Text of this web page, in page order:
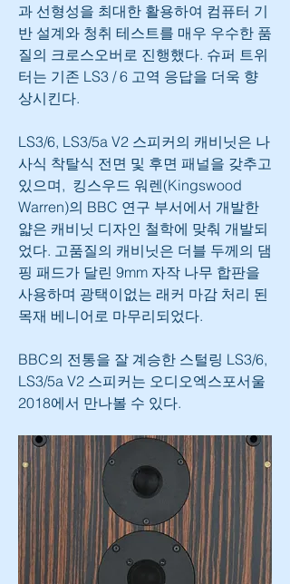
과 선형성을 최대한 활용하여 컴퓨터 기
반 설계와 청취 테스트를 매우 우수한 품
질의 크로스오버로 진행했다. 슈퍼 트위
터는 기존 LS3 / 6 고역 응답을 더욱 향
상시킨다.
LS3/6, LS3/5a V2 스피커의 캐비닛은 나
사식 착탈식 전면 및 후면 패널을 갖추고
있으며,  킹스우드 워렌(Kingswood
Warren)의 BBC 연구 부서에서 개발한
얇은 캐비닛 디자인 철학에 맞춰 개발되
었다. 고품질의 캐비닛은 더블 두께의 댐
핑 패드가 달린 9mm 자작 나무 합판을
사용하며 광택이없는 래커 마감 처리 된
목재 베니어로 마무리되었다.
BBC의 전통을 잘 계승한 스털링 LS3/6,
LS3/5a V2 스피커는 오디오엑스포서울
2018에서 만나볼 수 있다.